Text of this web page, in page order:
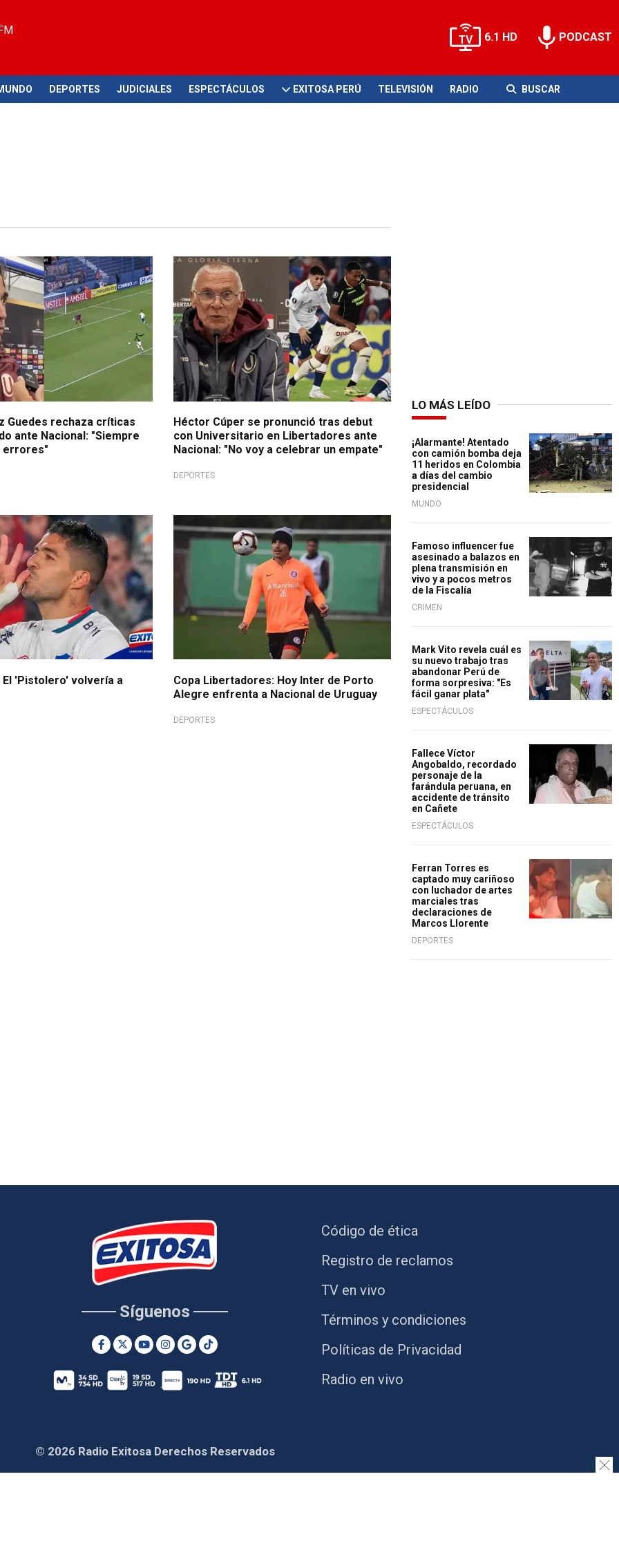
6.1 HD PODCAST
DEPORTES JUDICIALES ESPECTÁCULOS EXITOSA PERÚ TELEVISIÓN RADIO BUSCAR
lo positivo
Guedes rechaza críticas
ante Nacional: "Siempre
errores"
No está conforme
Héctor Cúper se pronunció tras debut
con Universitario en Libertadores ante
Nacional: "No voy a celebrar un empate"
DEPORTES
El 'Pistolero' volvería a
Copa Libertadores: Hoy Inter de Porto
Alegre enfrenta a Nacional de Uruguay
DEPORTES
LO MÁS LEÍDO
¡Alarmante! Atentado
con camión bomba deja
11 heridos en Colombia
a días del cambio
presidencial
MUNDO
Famoso influencer fue
asesinado a balazos en
plena transmisión en
vivo y a pocos metros
de la Fiscalía
CRIMEN
Mark Vito revela cuál es
su nuevo trabajo tras
abandonar Perú de
forma sorpresiva: "Es
fácil ganar plata"
ESPECTÁCULOS
Fallece Víctor
Angobaldo, recordado
personaje de la
farándula peruana, en
accidente de tránsito
en Cañete
ESPECTÁCULOS
Ferran Torres es
captado muy cariñoso
con luchador de artes
marciales tras
declaraciones de
Marcos Llorente
DEPORTES
Síguenos
Código de ética
Registro de reclamos
TV en vivo
Términos y condiciones
Políticas de Privacidad
Radio en vivo
© 2026 Radio Exitosa Derechos Reservados